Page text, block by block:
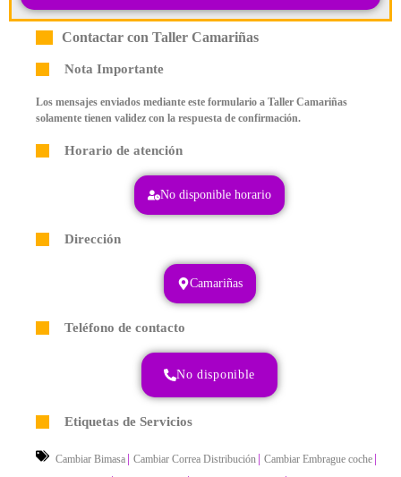
Contactar con Taller Camariñas
Nota Importante
Los mensajes enviados mediante este formulario a Taller Camariñas
solamente tienen validez con la respuesta de confirmación.
Horario de atención
No disponible horario
Dirección
Camariñas
Teléfono de contacto
No disponible
Etiquetas de Servicios
Cambiar Bimasa Cambiar Correa Distribución Cambiar Embrague coche